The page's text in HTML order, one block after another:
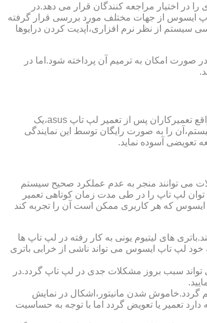
در اختیار مراجعه کنندگان قرار می دهد.در
تاپ ایسوس از جهات مختلف مورد بررسی قرار گرفته
از نظر نرم افزاری،آپدیت کردن درایوها
امکان به ترمیم آن پرداخته شود.اما در
از مزایای قابل توجهی که نمایندگی تعمیر لپ تاپ ایسوس از آن برخوردار است،ارائه ضمانت نامه و یا گارانتی معتبر تعمیرات به مراجعه کنندگان است.در واقع تعمیرکاران پس از تعمیر لپ تاپ asus،یک
را به صورت رایگان توسط این نمایندگی
تعویضی آسوده نماید.
می توانند منجر به عدم عملکرد صحیح سیستم
لپ تاپ را در طی مدت زمان کوتاهی تعمیر
ایسوس که هر کاربری ممکن است آن را تجربه کند
های لیتیوم یونی به کار رفته در لپ تاپ ها
خود لپ تاپ ایسوس می تواند ناشی از خرابی باتری
سبب بروز مشکلات جدی در لپ تاپ گردد.در
شدن مانیتور،اشکال در نمایش
تعمیر یا تعویض گردد اما با توجه به حساسیت